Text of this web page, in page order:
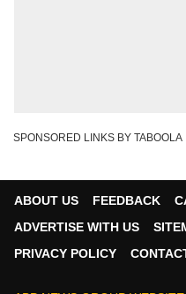
SPONSORED LINKS BY TABOOLA
ABOUT US FEEDBACK
ADVERTISE WITH US
PRIVACY POLICY